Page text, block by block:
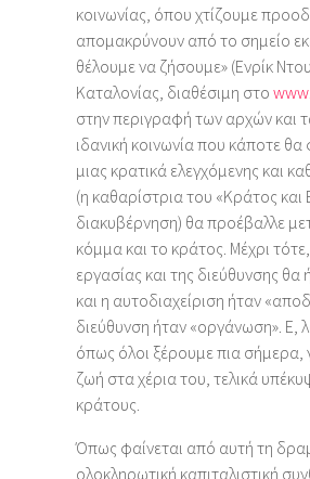
κοινωνίας, όπου χτίζουμε
απομακρύνουν από το σημείο
θέλουμε να ζήσουμε» (Ενρίκ
Καταλονίας, διαθέσιμη στο
στην περιγραφή των αρχών και
ιδανική κοινωνία που κάποτε
μιας κρατικά ελεγχόμενης και
(η καθαρίστρια του «Κράτος
διακυβέρνηση) θα προέβαλλε
κόμμα και το κράτος. Μέχρι
εργασίας και της διεύθυνσης
και η αυτοδιαχείριση ήταν
διεύθυνση ήταν «οργάνωση». Ε,
όπως όλοι ξέρουμε πια σήμερα,
ζωή στα χέρια του, τελικά
κράτους.
Όπως φαίνεται από αυτή τη
ολοκληρωτική καπιταλιστική